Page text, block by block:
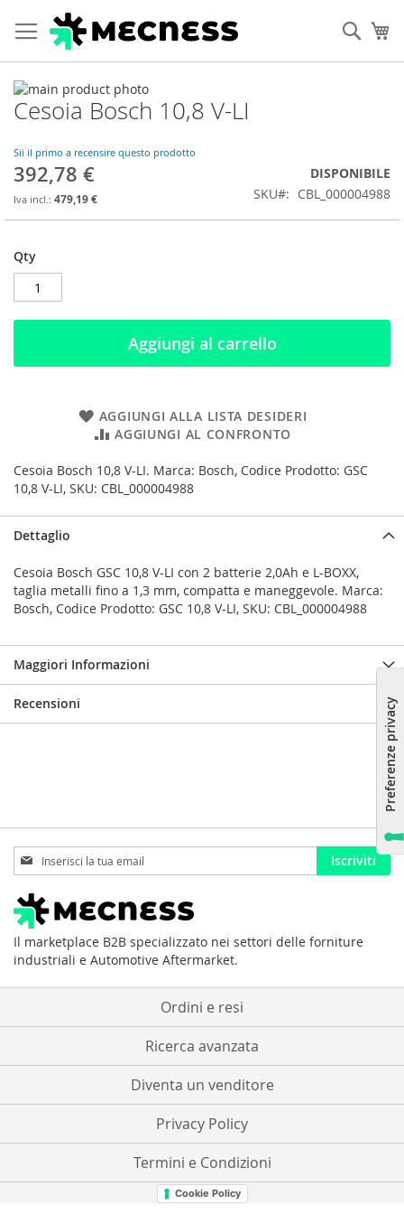
Cerca
Vai
alla
fine
galleria
di
immagini
Vai
all'inizio
galleria
di
immagini
Cesoia Bosch 10,8 V-LI
Sii il primo a recensire questo prodotto
392,78 €
479,19 €
DISPONIBILE
SKU
CBL_000004988
Qty
Aggiungi al carrello
AGGIUNGI ALLA LISTA DESIDERI
AGGIUNGI AL CONFRONTO
Cesoia Bosch 10,8 V-LI. Marca: Bosch, Codice Prodotto: GSC
10,8 V-LI, SKU: CBL_000004988
Dettaglio
Cesoia Bosch GSC 10,8 V-LI con 2 batterie 2,0Ah e L-BOXX,
taglia metalli fino a 1,3 mm, compatta e maneggevole. Marca:
Bosch, Codice Prodotto: GSC 10,8 V-LI, SKU: CBL_000004988
Maggiori Informazioni
Recensioni
Iscriviti
alla
nostra
Newsletter:
Iscriviti
Il marketplace B2B specializzato nei settori delle forniture
industriali e Automotive Aftermarket.
Ordini e resi
Ricerca avanzata
Diventa un venditore
Privacy Policy
Termini e Condizioni
Cookie Policy